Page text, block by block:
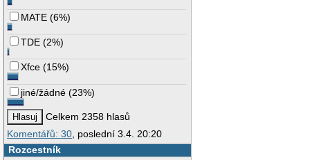
MATE (6%)
TDE (2%)
Xfce (15%)
jiné/žádné (23%)
Celkem 2358 hlasů
Komentářů: 30, poslední 3.4. 20:20
Rozcestník